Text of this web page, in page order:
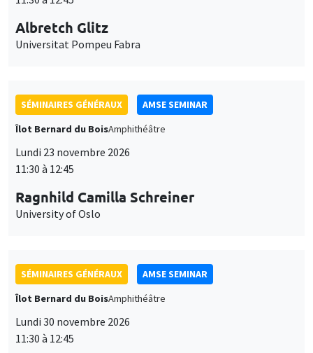
Albretch Glitz
Universitat Pompeu Fabra
SÉMINAIRES GÉNÉRAUX
AMSE SEMINAR
Îlot Bernard du BoisAmphithéâtre
Lundi 23 novembre 2026
11:30 à 12:45
Ragnhild Camilla Schreiner
University of Oslo
SÉMINAIRES GÉNÉRAUX
AMSE SEMINAR
Îlot Bernard du BoisAmphithéâtre
Lundi 30 novembre 2026
11:30 à 12:45